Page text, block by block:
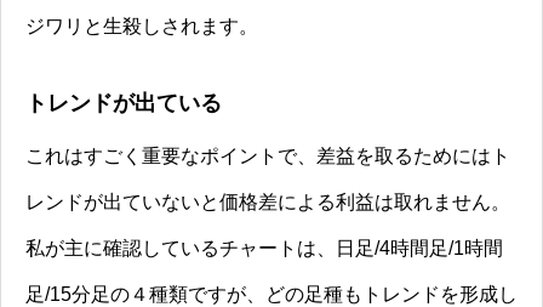
ジワリと生殺しされます。
トレンドが出ている
これはすごく重要なポイントで、差益を取るためにはト
レンドが出ていないと価格差による利益は取れません。
私が主に確認しているチャートは、日足/4時間足/1時間
足/15分足の４種類ですが、どの足種もトレンドを形成し